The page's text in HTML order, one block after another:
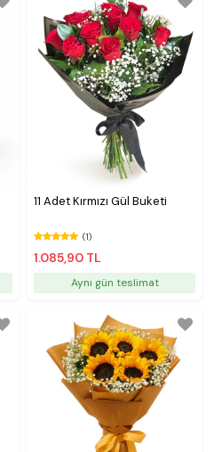
11 Adet Kırmızı Gül Buketi
(1)
1.085,90 TL
Aynı gün teslimat